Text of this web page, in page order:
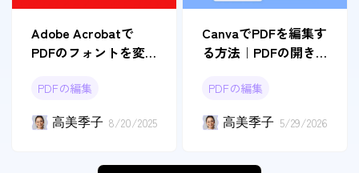
Adobe Acrobatで
PDFのフォントを変
き」
PDFの編集
高美季子 8/20/2025
CanvaでPDFを編集す
る方法｜PDFの開き
ツール
PDFの編集
高美季子 5/29/2026